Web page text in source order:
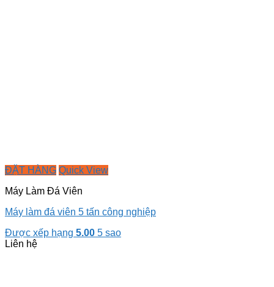
ĐẶT HÀNG Quick View
Máy Làm Đá Viên
Máy làm đá viên 5 tấn công nghiệp
Được xếp hạng 5.00 5 sao
Liên hệ